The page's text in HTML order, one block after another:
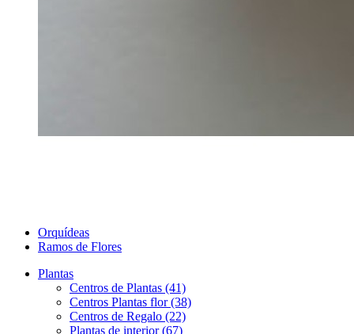
Orquídeas
Ramos de Flores
Plantas
Centros de Plantas (41)
Centros Plantas flor (38)
Centros de Regalo (22)
Plantas de interior (67)